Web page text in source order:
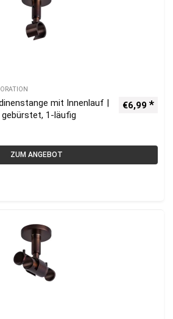
mit Innenlauf |
1-läufig
€6,99
ZUM ANGEBOT